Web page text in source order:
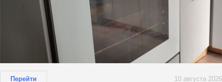
Перейти 10 августа 2026